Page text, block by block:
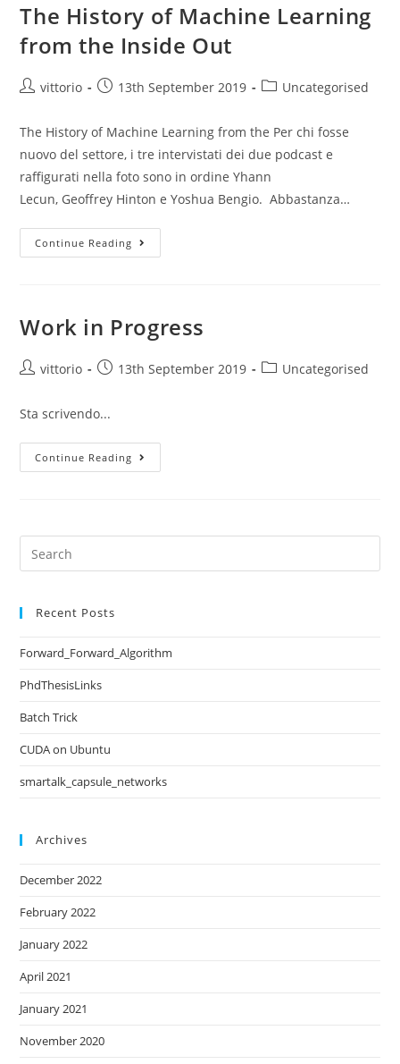
The History of Machine Learning
from the Inside Out
vittorio 13th September 2019 Uncategorised
The History of Machine Learning from the Per chi fosse
nuovo del settore, i tre intervistati dei due podcast e
raffigurati nella foto sono in ordine Yhann
Lecun, Geoffrey Hinton e Yoshua Bengio. Abbastanza…
Continue Reading
Work in Progress
vittorio 13th September 2019 Uncategorised
Sta scrivendo...
Continue Reading
Recent Posts
Forward_Forward_Algorithm
PhdThesisLinks
Batch Trick
CUDA on Ubuntu
smartalk_capsule_networks
Archives
December 2022
February 2022
January 2022
April 2021
January 2021
November 2020